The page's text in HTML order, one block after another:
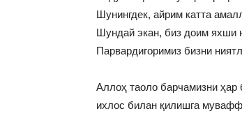
Шунингдек, айрим катта
Шундай экан, биз доим яхши
Парвардигоримиз бизни
Аллоҳ таоло барчамизни ҳар
ихлос билан қилишга